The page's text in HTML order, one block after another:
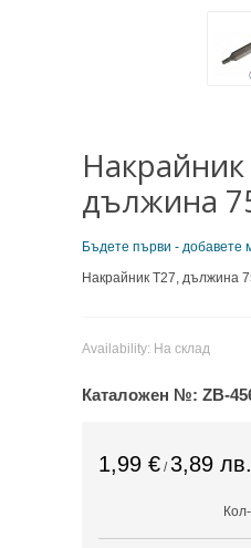
Накрайник
дължина
Бъдете първи - добавете
Накрайник T27, дължина
Availability: На склад
Каталожен №: ZB-
1,99 €/ 3,89 лв.